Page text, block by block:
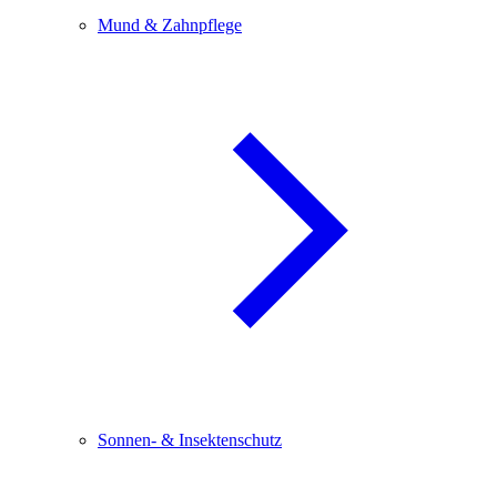
Mund & Zahnpflege
Sonnen- & Insektenschutz